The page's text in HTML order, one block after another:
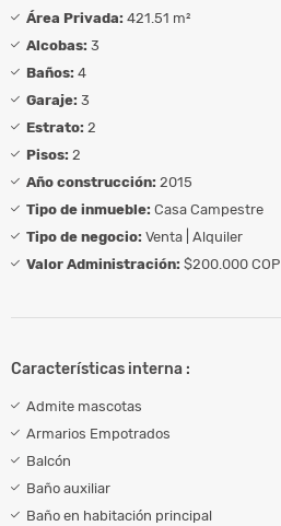
Área Privada: 421.51 m²
Alcobas: 3
Baños: 4
Garaje: 3
Estrato: 2
Pisos: 2
Año construcción: 2015
Tipo de inmueble: Casa Campestre
Tipo de negocio: Venta | Alquiler
Valor Administración: $200.000 COP
Características interna :
Admite mascotas
Armarios Empotrados
Balcón
Baño auxiliar
Baño en habitación principal